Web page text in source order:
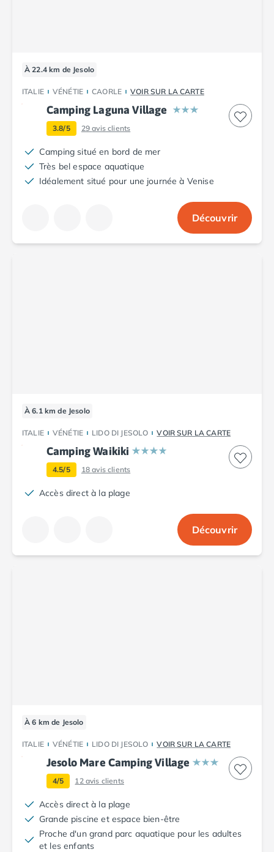
À 22.4 km de Jesolo
ITALIE VÉNÉTIE CAORLE VOIR SUR LA CARTE
Camping Laguna Village
3.8/5 29avis clients
Camping situé en bord de mer
Très bel espace aquatique
Idéalement situé pour une journée à Venise
Découvrir
À 6.1 km de Jesolo
ITALIE VÉNÉTIE LIDO DI JESOLO VOIR SUR LA CARTE
Camping Waikiki
4.5/5 18avis clients
Accès direct à la plage
Découvrir
À 6 km de Jesolo
ITALIE VÉNÉTIE LIDO DI JESOLO VOIR SUR LA CARTE
Jesolo Mare Camping Village
4/5 12 avis clients
Accès direct à la plage
Grande piscine et espace bien-être
Proche d'un grand parc aquatique pour les adultes
et les enfants